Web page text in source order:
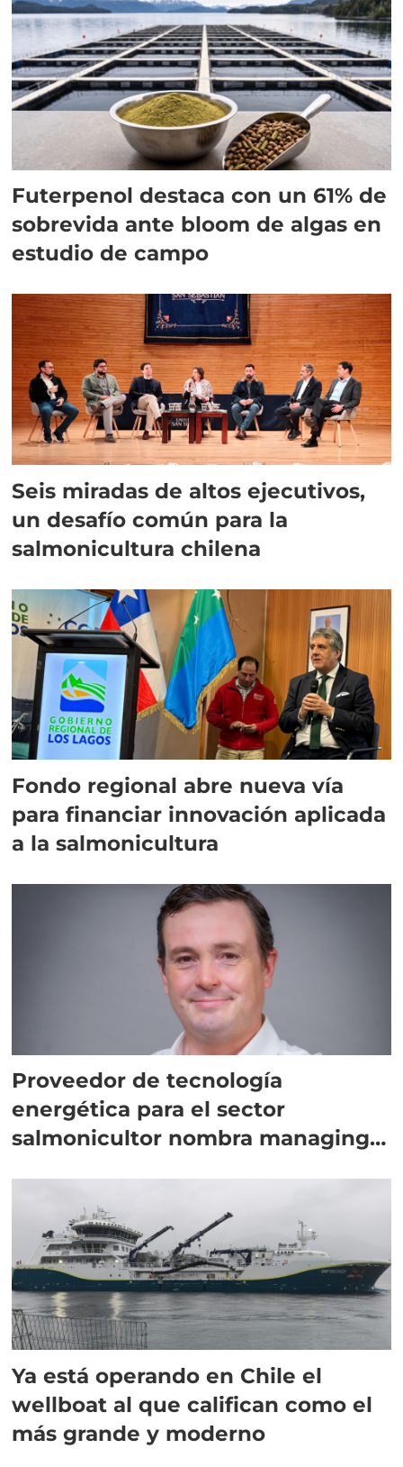
Futerpenol destaca con un 61% de
sobrevida ante bloom de algas en
estudio de campo
Seis miradas de altos ejecutivos,
un desafío común para la
salmonicultura chilena
Fondo regional abre nueva vía
para financiar innovación aplicada
a la salmonicultura
Proveedor de tecnología
energética para el sector
salmonicultor nombra managing
Ya está operando en Chile el
wellboat al que califican como el
más grande y moderno